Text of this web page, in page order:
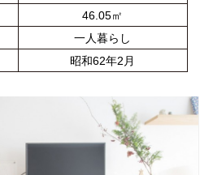
46.05㎡
一人暮らし
昭和62年2月